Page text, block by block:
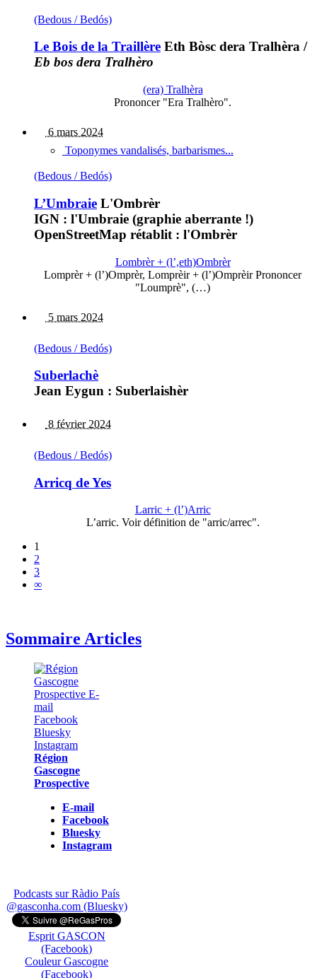
(Bedous / Bedós)
Le Bois de la Traillère Eth Bòsc dera Tralhèra /
Eb bos dera Tralhèro
(era) Tralhèra
Prononcer "Era Tralhèro".
6 mars 2024
Toponymes vandalisés, barbarismes...
(Bedous / Bedós)
L’Umbraie L'Ombrèr
IGN : l'Umbraie (graphie aberrante !)
OpenStreetMap rétablit : l'Ombrèr
Lombrèr + (l’,eth)Ombrèr
Lomprèr + (l’)Omprèr, Lomprèir + (l’)Omprèir Prononcer
"Loumprè", (…)
5 mars 2024
(Bedous / Bedós)
Suberlachè
Jean Eygun : Suberlaishèr
8 février 2024
(Bedous / Bedós)
Arricq de Yes
Larric + (l’)Arric
L’arric. Voir définition de "arric/arrec".
1
2
3
∞
Sommaire Articles
Région
Gascogne
Prospective
E-mail
Facebook
Bluesky
Instagram
Podcasts sur Ràdio País
@gasconha.com (Bluesky)
Esprit GASCON
(Facebook)
Couleur Gascogne
(Facebook)